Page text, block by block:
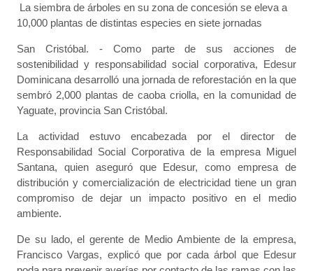
La siembra de árboles en su zona de concesión se eleva a
10,000 plantas de distintas especies en siete jornadas
San Cristóbal. - Como parte de sus acciones de
sostenibilidad y responsabilidad social corporativa, Edesur
Dominicana desarrolló una jornada de reforestación en la que
sembró 2,000 plantas de caoba criolla, en la comunidad de
Yaguate, provincia San Cristóbal.
La actividad estuvo encabezada por el director de
Responsabilidad Social Corporativa de la empresa Miguel
Santana, quien aseguró que Edesur, como empresa de
distribución y comercialización de electricidad tiene un gran
compromiso de dejar un impacto positivo en el medio
ambiente.
De su lado, el gerente de Medio Ambiente de la empresa,
Francisco Vargas, explicó que por cada árbol que Edesur